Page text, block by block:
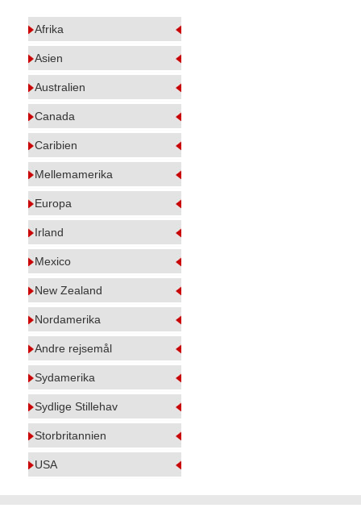
Afrika
Asien
Australien
Canada
Caribien
Mellemamerika
Europa
Irland
Mexico
New Zealand
Nordamerika
Andre rejsemål
Sydamerika
Sydlige Stillehav
Storbritannien
USA